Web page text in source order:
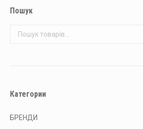
Пошук
Категории
БРЕНДИ